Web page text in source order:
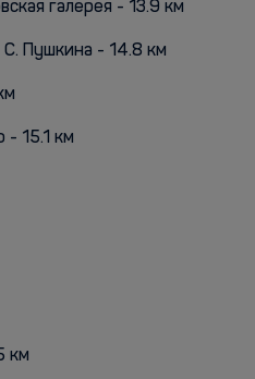
галерея - 13.9 км
С. Пушкина - 14.8 км
- 15.1 км
км